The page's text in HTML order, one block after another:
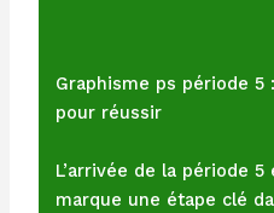
Graphisme ps période
pour réussir
L’arrivée de la période
marque une étape clé